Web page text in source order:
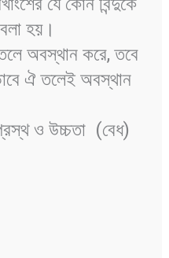
হয়।
অবস্থান করে, তবে
ঐ তলেই অবস্থান
ও উচ্চতা (বেধ)